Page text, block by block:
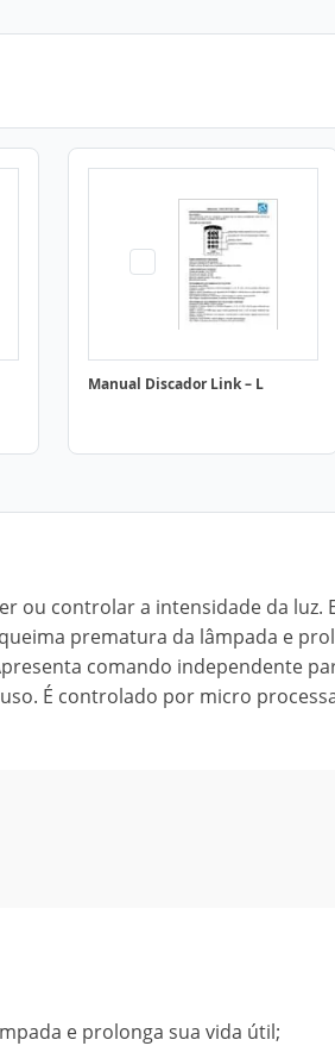
Manual Discador Link – L
ou controlar a intensidade da luz.
prematura da lâmpada e
comando independente
É controlado por micro
e prolonga sua vida útil;